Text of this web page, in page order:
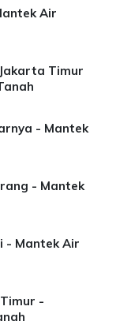
Air
Timur
- Mantek
- Mantek
- Mantek Air
-